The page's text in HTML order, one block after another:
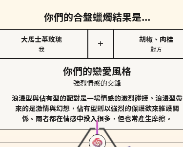
你們的合盤蠟燭結果是...
大馬士革玫瑰
我
＋
胡椒、肉桂
對方
你們的戀愛風格
強烈情感的交鋒
浪漫型與佔有型的配對是一場情感的激烈碰撞。浪漫型帶
來的是激情與幻想，佔有型則以強烈的保護欲來維護關
係。兩者都在情感中投入很多，但也常產生摩擦。